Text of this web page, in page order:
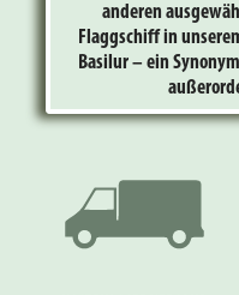
anderen
Flaggschiff in
Basilur – ein